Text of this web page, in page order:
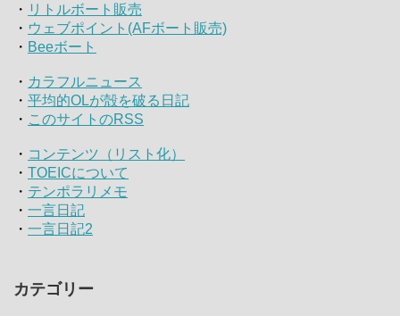
・ リトルボート販売
・ ウェブポイント(AFボート販売)
・ Beeボート
・ カラフルニュース
・ 平均的OLが殻を破る日記
・ このサイトのRSS
・ コンテンツ（リスト化）
・ TOEICについて
・ テンポラリメモ
・ 一言日記
・ 一言日記2
カテゴリー